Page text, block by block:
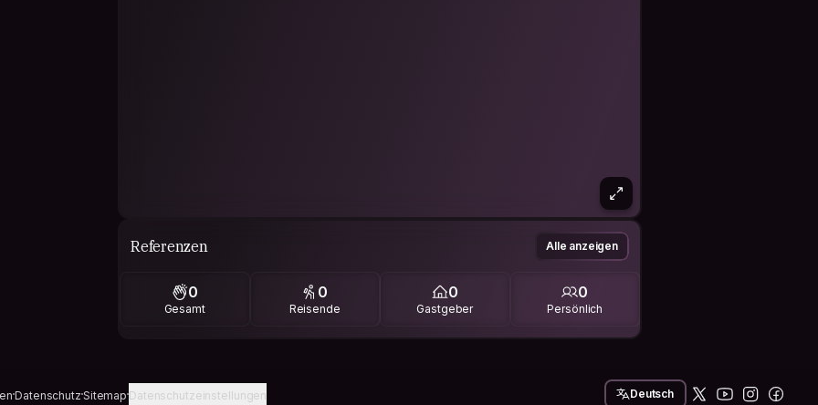
Referenzen Alle anzeigen
0
Gesamt
0
Reisende
0
Gastgeber
0
Persönlich
DatenschutzSitemapDatenschutzeinstellungen Deutsch